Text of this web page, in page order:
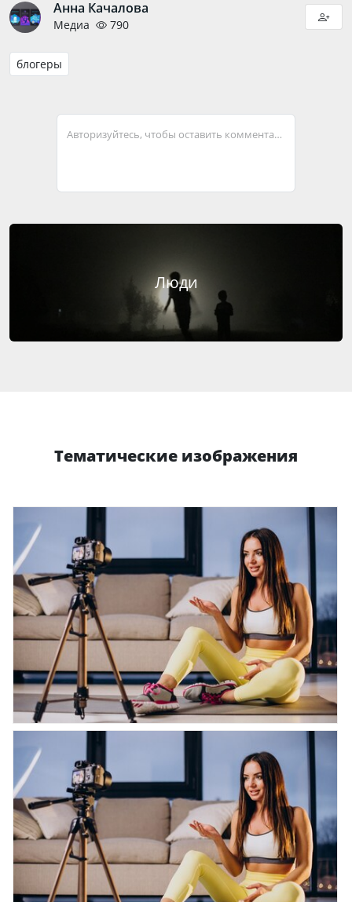
Анна Качалова
Медиа 790
блогеры
Авторизуйтесь, чтобы оставить комментарий
Люди
Тематические изображения